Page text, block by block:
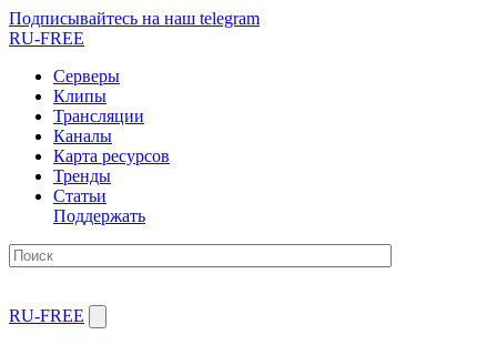
Подписывайтесь на наш telegram
RU-FREE
Серверы
Клипы
Трансляции
Каналы
Карта ресурсов
Тренды
Статьи
Поддержать
RU-FREE